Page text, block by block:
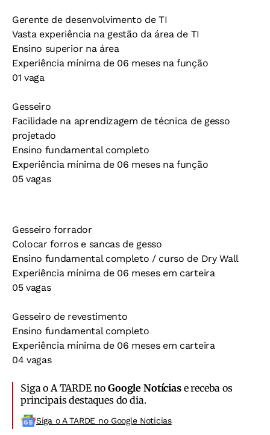
Gerente de desenvolvimento de TI
Vasta experiência na gestão da área de TI
Ensino superior na área
Experiência mínima de 06 meses na função
01 vaga
Gesseiro
Facilidade na aprendizagem de técnica de gesso
projetado
Ensino fundamental completo
Experiência mínima de 06 meses na função
05 vagas
Gesseiro forrador
Colocar forros e sancas de gesso
Ensino fundamental completo / curso de Dry Wall
Experiência mínima de 06 meses em carteira
05 vagas
Gesseiro de revestimento
Ensino fundamental completo
Experiência mínima de 06 meses em carteira
04 vagas
Siga o A TARDE noGoogle Notíciase receba os
principais destaques do dia.
Siga o A TARDE no Google Noticias